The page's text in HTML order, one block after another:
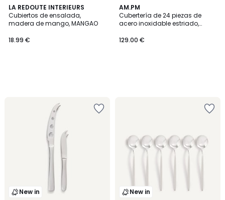
LA REDOUTE INTERIEURS
Cubiertos de ensalada,
madera de mango, MANGAO
18.99 €
AM.PM
Cubertería de 24 piezas de
acero inoxidable estriado,
129.00 €
New in New in